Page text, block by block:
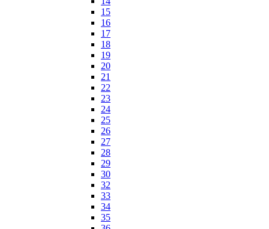
15
16
17
18
19
20
21
22
23
24
25
26
27
28
29
30
32
33
34
35